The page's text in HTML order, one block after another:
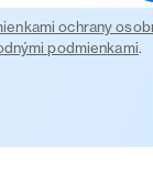
ochrany
podmienkami.